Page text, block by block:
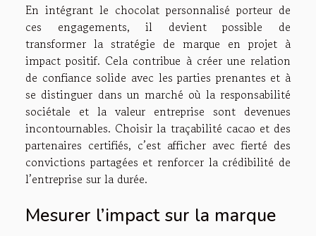
En intégrant le chocolat personnalisé porteur de
ces engagements, il devient possible de
transformer la stratégie de marque en projet à
impact positif. Cela contribue à créer une relation
de confiance solide avec les parties prenantes et à
se distinguer dans un marché où la responsabilité
sociétale et la valeur entreprise sont devenues
incontournables. Choisir la traçabilité cacao et des
partenaires certifiés, c’est afficher avec fierté des
convictions partagées et renforcer la crédibilité de
l’entreprise sur la durée.
Mesurer l’impact sur la marque